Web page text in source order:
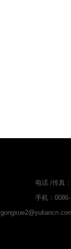
电话./传真
手机：